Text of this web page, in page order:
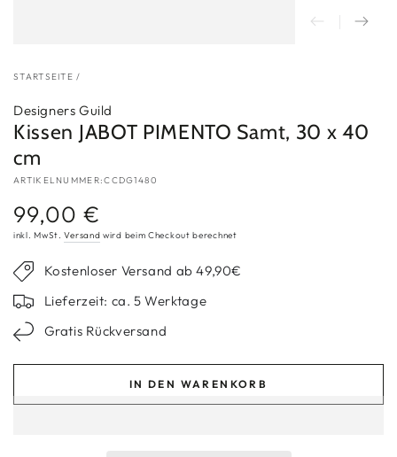
STARTSEITE /
Designers Guild
Kissen JABOT PIMENTO Samt, 30 x 40
cm
ARTIKELNUMMER:CCDG1480
Regulärer
Preis
99,00 €
inkl. MwSt.Versand wird beim Checkout berechnet
Kostenloser Versand ab 49,90€
Lieferzeit: ca. 5 Werktage
Gratis Rückversand
IN DEN WARENKORB